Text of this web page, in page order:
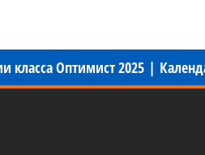
класса Оптимист 2025 |